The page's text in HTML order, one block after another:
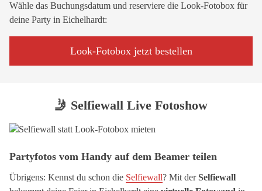
Wähle das Buchungsdatum und reserviere die Look-Fotobox für
deine Party in Eichelhardt:
Look-Fotobox jetzt bestellen
🤳 Selfiewall Live Fotoshow
Partyfotos vom Handy auf dem Beamer teilen
Übrigens: Kennst du schon die Selfiewall? Mit derSelfiewall